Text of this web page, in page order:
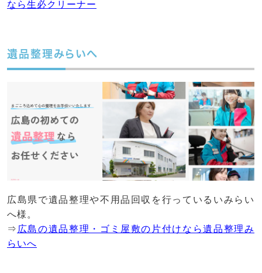
なら生必クリーナー
遺品整理みらいへ
広島県で遺品整理や不用品回収を行っているいみらい
へ様。
⇒ 広島の遺品整理・ゴミ屋敷の片付けなら遺品整理み
らいへ